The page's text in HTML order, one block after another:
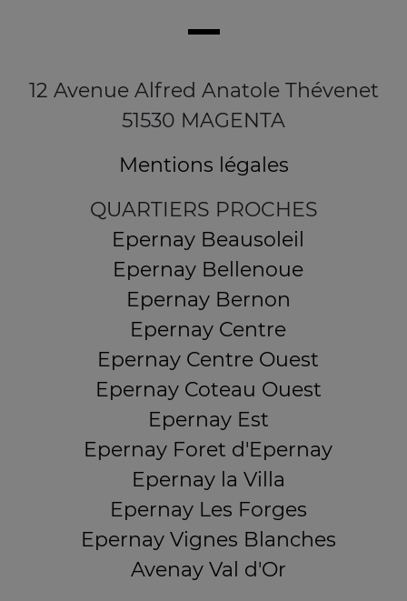
12 Avenue Alfred Anatole Thévenet
51530 MAGENTA
Mentions légales
QUARTIERS PROCHES
Epernay Beausoleil
Epernay Bellenoue
Epernay Bernon
Epernay Centre
Epernay Centre Ouest
Epernay Coteau Ouest
Epernay Est
Epernay Foret d'Epernay
Epernay la Villa
Epernay Les Forges
Epernay Vignes Blanches
Avenay Val d'Or